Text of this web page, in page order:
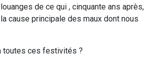
de ce qui , cinquante ans après,
cause principale des maux dont nous
toutes ces festivités ?